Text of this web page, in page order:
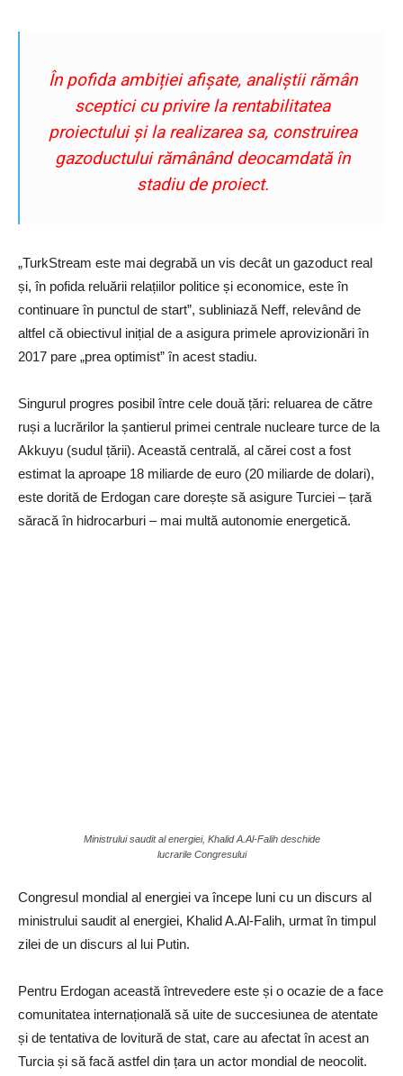
În pofida ambiției afișate, analiștii rămân
sceptici cu privire la rentabilitatea
proiectului și la realizarea sa, construirea
gazoductului rămânând deocamdată în
stadiu de proiect.
„TurkStream este mai degrabă un vis decât un gazoduct real
și, în pofida reluării relațiilor politice și economice, este în
continuare în punctul de start”, subliniază Neff, relevând de
altfel că obiectivul inițial de a asigura primele aprovizionări în
2017 pare „prea optimist” în acest stadiu.
Singurul progres posibil între cele două țări: reluarea de către
ruși a lucrărilor la șantierul primei centrale nucleare turce de la
Akkuyu (sudul țării). Această centrală, al cărei cost a fost
estimat la aproape 18 miliarde de euro (20 miliarde de dolari),
este dorită de Erdogan care dorește să asigure Turciei – țară
săracă în hidrocarburi – mai multă autonomie energetică.
Ministrului saudit al energiei, Khalid A.Al-Falih deschide
lucrarile Congresului
Congresul mondial al energiei va începe luni cu un discurs al
ministrului saudit al energiei, Khalid A.Al-Falih, urmat în timpul
zilei de un discurs al lui Putin.
Pentru Erdogan această întrevedere este și o ocazie de a face
comunitatea internațională să uite de succesiunea de atentate
și de tentativa de lovitură de stat, care au afectat în acest an
Turcia și să facă astfel din țara un actor mondial de neocolit.